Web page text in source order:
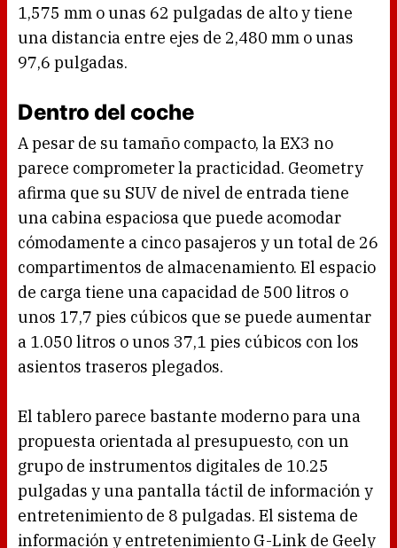
1,575 mm o unas 62 pulgadas de alto y tiene
una distancia entre ejes de 2,480 mm o unas
97,6 pulgadas.
Dentro del coche
A pesar de su tamaño compacto, la EX3 no
parece comprometer la practicidad. Geometry
afirma que su SUV de nivel de entrada tiene
una cabina espaciosa que puede acomodar
cómodamente a cinco pasajeros y un total de 26
compartimentos de almacenamiento. El espacio
de carga tiene una capacidad de 500 litros o
unos 17,7 pies cúbicos que se puede aumentar
a 1.050 litros o unos 37,1 pies cúbicos con los
asientos traseros plegados.
El tablero parece bastante moderno para una
propuesta orientada al presupuesto, con un
grupo de instrumentos digitales de 10.25
pulgadas y una pantalla táctil de información y
entretenimiento de 8 pulgadas. El sistema de
información y entretenimiento G-Link de Geely